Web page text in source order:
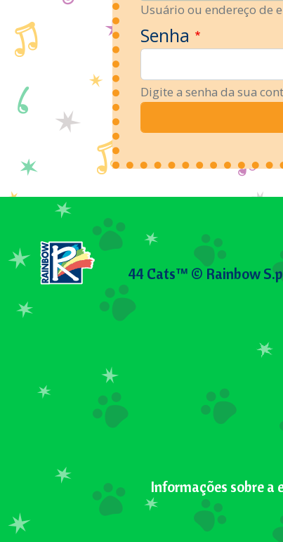
Usuário ou endereço de
Senha
Digite a senha da sua
44 Cats™ © Rainbow
Informações sobre a